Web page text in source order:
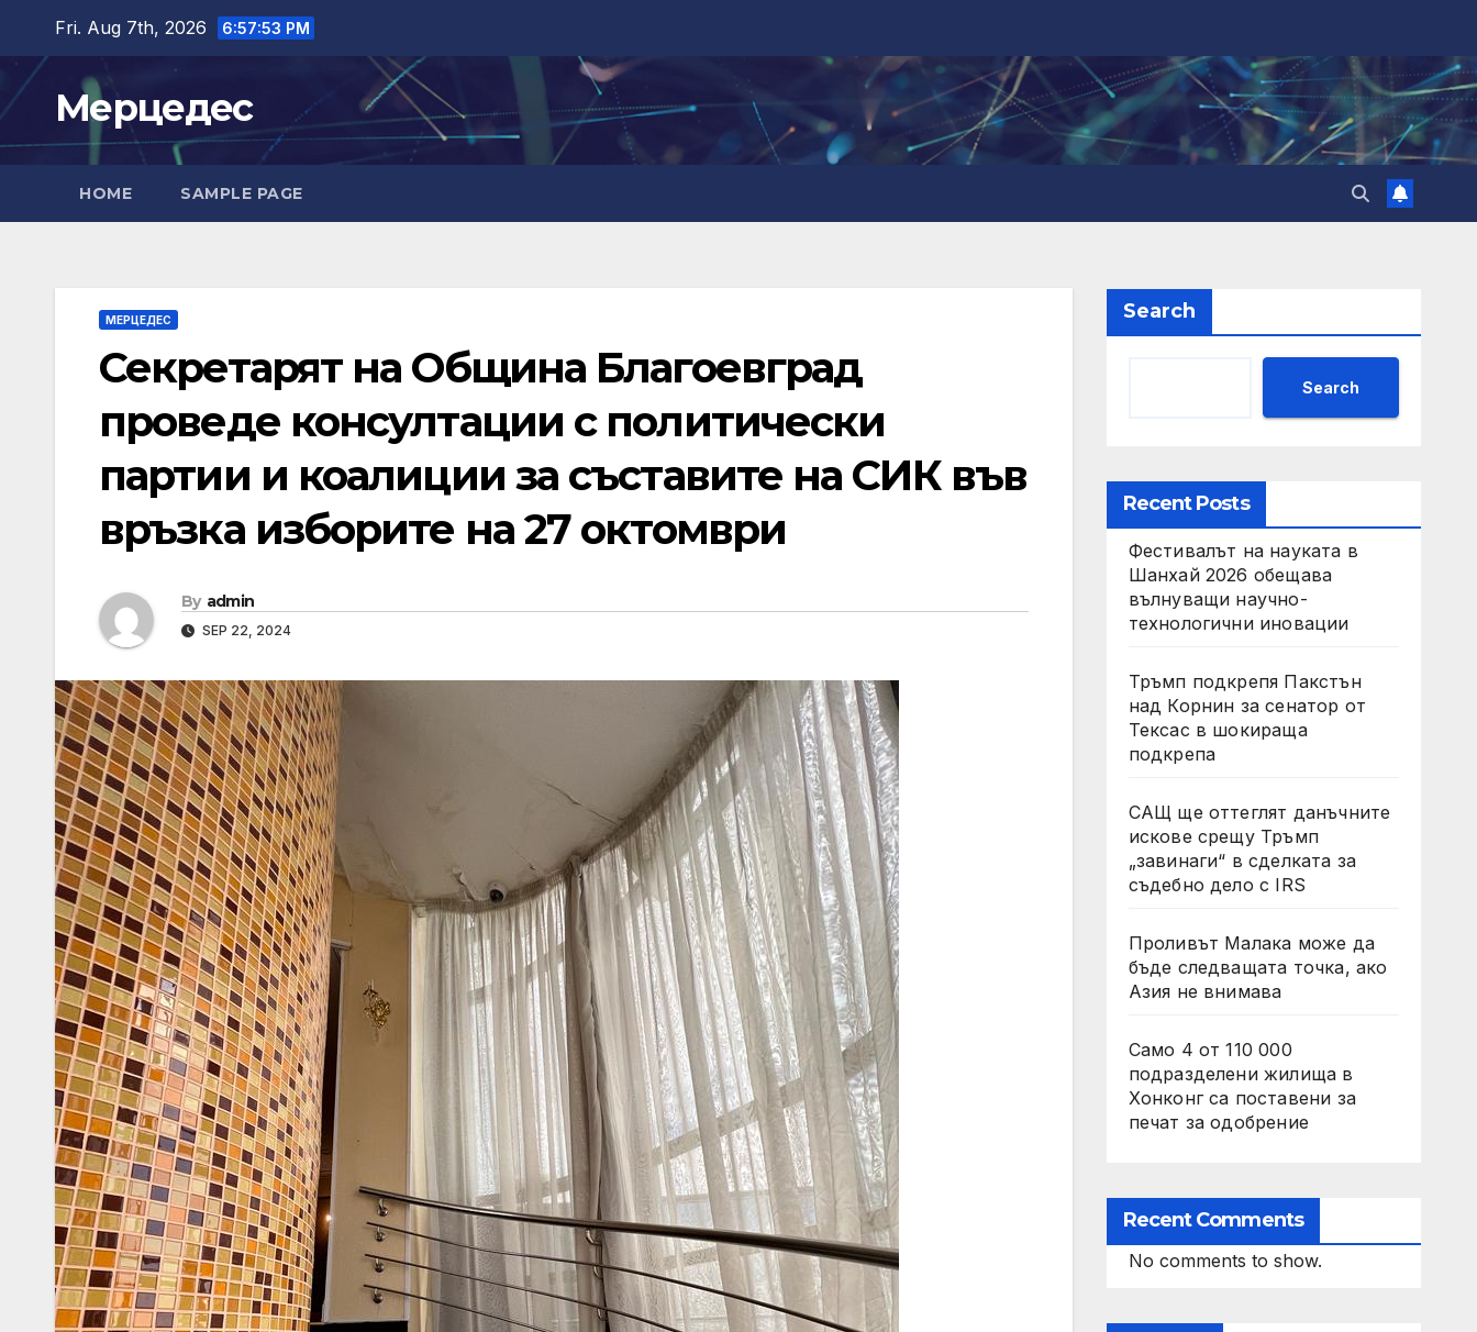
content
Fri. Aug 7th, 2026 6:57:55 PM
Мерцедес
HOME SAMPLE PAGE
МЕРЦЕДЕС
Секретарят на Община Благоевград
проведе консултации с политически
партии и коалиции за съставите на СИК във
връзка изборите на 27 октомври
By admin
SEP 22, 2024
Search
Search
Recent Posts
Фестивалът на науката в
Шанхай 2026 обещава
вълнуващи научно-
технологични иновации
Тръмп подкрепя Пакстън
над Корнин за сенатор от
Тексас в шокираща
подкрепа
САЩ ще оттеглят данъчните
искове срещу Тръмп
„завинаги“ в сделката за
съдебно дело с IRS
Проливът Малака може да
бъде следващата точка, ако
Азия не внимава
Само 4 от 110 000
подразделени жилища в
Хонконг са поставени за
печат за одобрение
Recent Comments
No comments to show.